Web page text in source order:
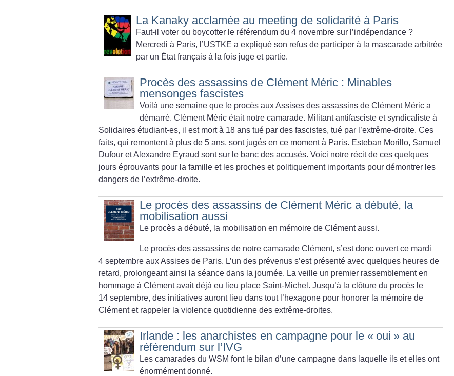
La Kanaky acclamée au meeting de solidarité à Paris
Faut-il voter ou boycotter le référendum du 4 novembre sur l’indépendance ?
Mercredi à Paris, l’USTKE a expliqué son refus de participer à la mascarade arbitrée
par un État français à la fois juge et partie.
Procès des assassins de Clément Méric : Minables
mensonges fascistes
Voilà une semaine que le procès aux Assises des assassins de Clément Méric a
démarré. Clément Méric était notre camarade. Militant antifasciste et syndicaliste à
Solidaires étudiant-es, il est mort à 18 ans tué par des fascistes, tué par l’extrême-droite. Ces
faits, qui remontent à plus de 5 ans, sont jugés en ce moment à Paris. Esteban Morillo, Samuel
Dufour et Alexandre Eyraud sont sur le banc des accusés. Voici notre récit de ces quelques
jours éprouvants pour la famille et les proches et politiquement importants pour démontrer les
dangers de l’extrême-droite.
Le procès des assassins de Clément Méric a débuté, la
mobilisation aussi
Le procès a débuté, la mobilisation en mémoire de Clément aussi.
Le procès des assassins de notre camarade Clément, s’est donc ouvert ce mardi
4 septembre aux Assises de Paris. L’un des prévenus s’est présenté avec quelques heures de
retard, prolongeant ainsi la séance dans la journée. La veille un premier rassemblement en
hommage à Clément avait déjà eu lieu place Saint-Michel. Jusqu’à la clôture du procès le
14 septembre, des initiatives auront lieu dans tout l’hexagone pour honorer la mémoire de
Clément et rappeler la violence quotidienne des extrême-droites.
Irlande : les anarchistes en campagne pour le « oui » au
référendum sur l’IVG
Les camarades du WSM font le bilan d’une campagne dans laquelle ils et elles ont
énormément donné.